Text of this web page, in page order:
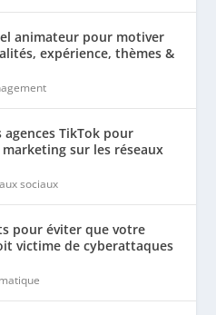
animateur pour motiver
expérience, thèmes &
agences TikTok pour
sur les réseaux
sociaux
pour éviter que votre
victime de cyberattaques